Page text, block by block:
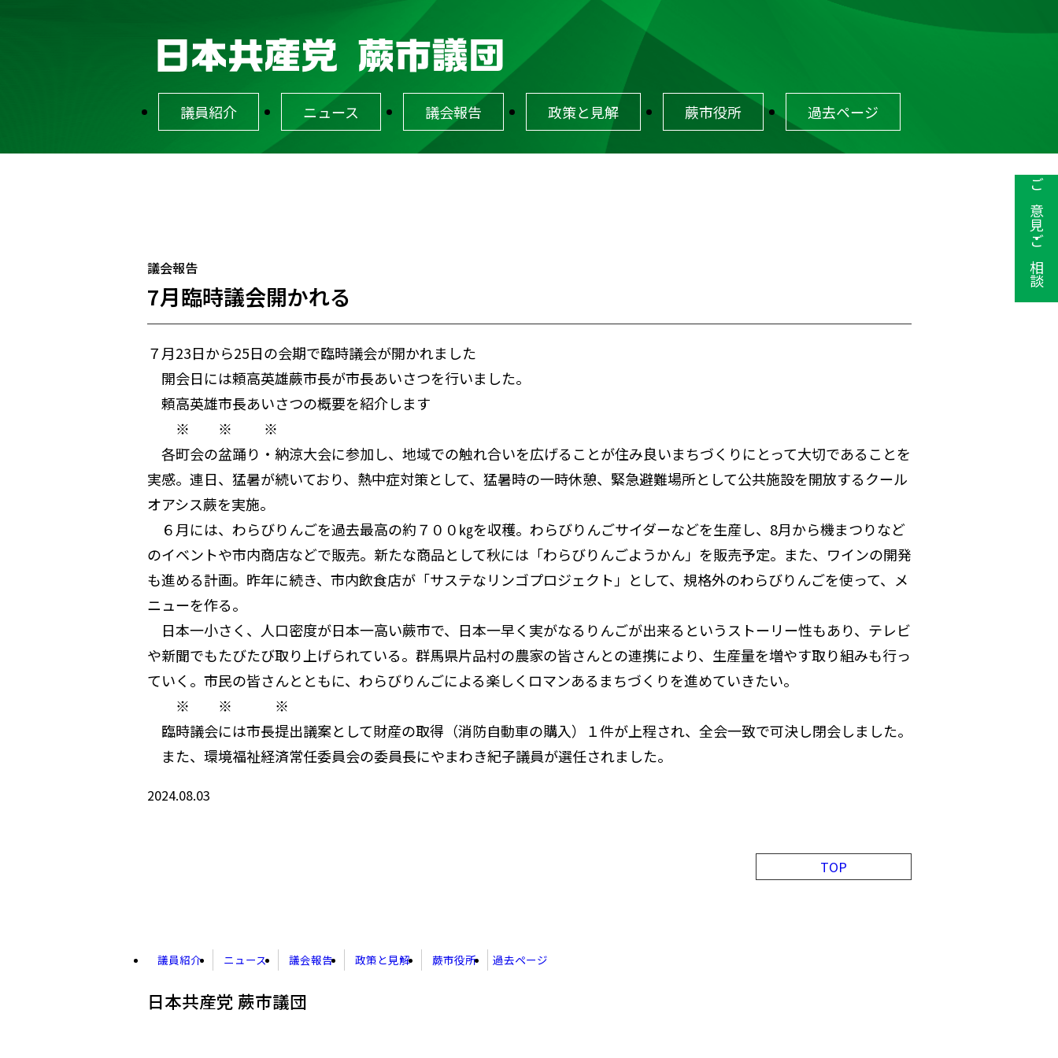
議員紹介 ニュース 議会報告 政策と見解 蕨市役所 過去ページ
ご意見・ご相談
ご意見・ご相談
議会報告
7月臨時議会開かれる
７月23日から25日の会期で臨時議会が開かれました
開会日には頼高英雄蕨市長が市長あいさつを行いました。
頼高英雄市長あいさつの概要を紹介します
※ ※ ※
各町会の盆踊り・納涼大会に参加し、地域での触れ合いを広げることが住み良いまちづくりにとって大切であることを
実感。連日、猛暑が続いており、熱中症対策として、猛暑時の一時休憩、緊急避難場所として公共施設を開放するクール
オアシス蕨を実施。
６月には、わらびりんごを過去最高の約７００㎏を収穫。わらびりんごサイダーなどを生産し、8月から機まつりなど
のイベントや市内商店などで販売。新たな商品として秋には「わらびりんごようかん」を販売予定。また、ワインの開発
も進める計画。昨年に続き、市内飲食店が「サステなリンゴプロジェクト」として、規格外のわらびりんごを使って、メ
ニューを作る。
日本一小さく、人口密度が日本一高い蕨市で、日本一早く実がなるりんごが出来るというストーリー性もあり、テレビ
や新聞でもたびたび取り上げられている。群馬県片品村の農家の皆さんとの連携により、生産量を増やす取り組みも行っ
ていく。市民の皆さんとともに、わらびりんごによる楽しくロマンあるまちづくりを進めていきたい。
※ ※ ※
臨時議会には市長提出議案として財産の取得（消防自動車の購入）１件が上程され、全会一致で可決し閉会しました。
また、環境福祉経済常任委員会の委員長にやまわき紀子議員が選任されました。
2024.08.03
TOP
議員紹介 ニュース 議会報告 政策と見解 蕨市役所 過去ページ
日本共産党 蕨市議団